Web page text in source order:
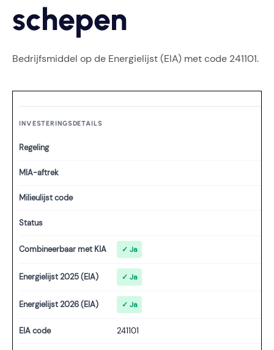
schepen
Bedrijfsmiddel op de Energielijst (EIA) met code 241101.
INVESTERINGSDETAILS
Regeling
MIA-aftrek
Milieulijst code
Status
Combineerbaar met KIA ✓ Ja
Energielijst 2025 (EIA) ✓ Ja
Energielijst 2026 (EIA) ✓ Ja
EIA code 241101